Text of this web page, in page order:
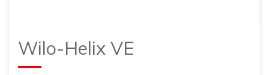
Wilo-Helix VE